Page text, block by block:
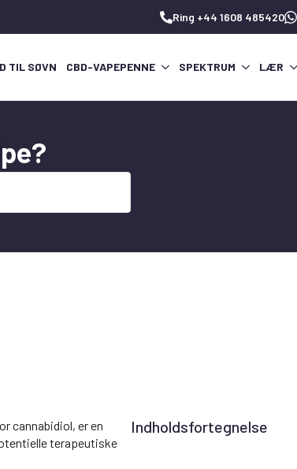
Ring +44 1608 485420
TIL SØVN CBD-VAPEPENNE SPEKTRUM LÆR
cannabidiol, er en
terapeutiske
Indholdsfortegnelse